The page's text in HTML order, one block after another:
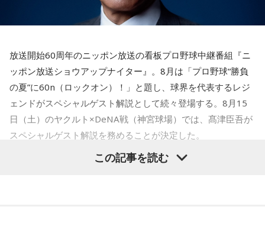
鳩のぬいぐるみは「愛情」を暗示しています。あなたは追い
詰められても、自分より大切な誰かを思い浮かべる、利他的
なタイプ。窮地でこそ人にやさしくできる、あたたかい心の
持ち主です。ただ、自分を後回しにしすぎないよう気をつけ
てください。
2．身分証……本性は「したたかな悪魔」
身分証は「あなた自身の存在」を暗示しています。あなたは
窮地に立たされると、何よりまず自分を守り抜く、利己的な
放送開始60周年のニッポン放送の看板プロ野球中継番組『ニ
ッポン放送ショウアップナイター』。8月は「プロ野球“勝負
の夏”に60n（ロックオン）！」と題し、球界を代表するレジ
ェンドがスペシャルゲスト解説として続々登場する。8月15
日（土）のヤクルト×DeNA戦（神宮球場）では、髙津臣吾が
スペシャルゲスト解説を務めることが決定した。
この記事を読む